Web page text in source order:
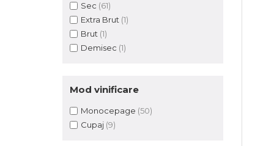
Sec (61)
Extra Brut (1)
Brut (1)
Demisec (1)
Mod vinificare
Monocepage (50)
Cupaj (9)